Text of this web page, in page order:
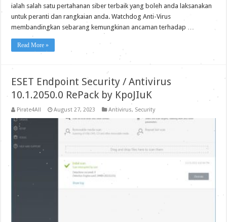
ialah salah satu pertahanan siber terbaik yang boleh anda laksanakan
untuk peranti dan rangkaian anda. Watchdog Anti-Virus
membandingkan sebarang kemungkinan ancaman terhadap …
Read More »
ESET Endpoint Security / Antivirus
10.1.2050.0 RePack by KpoJIuK
Pirate4All August 27, 2023 Antivirus, Security